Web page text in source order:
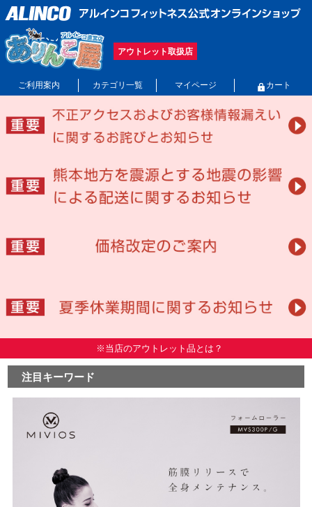
アウトレット取扱店
ご利用案内 カテゴリ一覧 マイページ カート
※当店のアウトレット品とは？
注目キーワード